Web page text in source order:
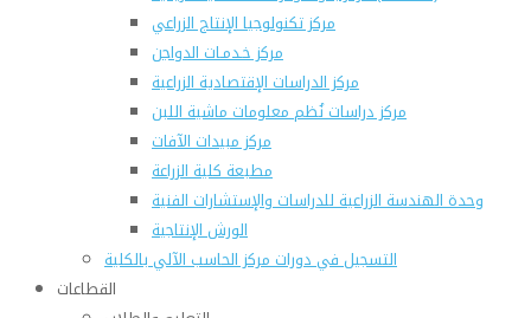
مركز تكنولوجيا الإنتاج الزراعي
مركز خـدمـات الدواجن
مركز الدراسات الإقتصادية الزراعية
مركز دراسات نُظم معلومات ماشية اللبن
مركز مبيدات الآفات
مطبعة كلية الزراعة
وحدة الهندسة الزراعية للدراسات والإستشارات الفنية
الورش الإنتاجية
التسجيل في دورات مركز الحاسب الآلي بالكلية
القطاعات